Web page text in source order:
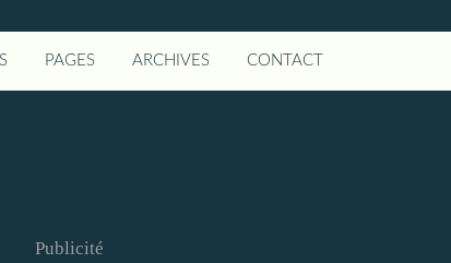
PAGES ARCHIVES CONTACT
Publicité